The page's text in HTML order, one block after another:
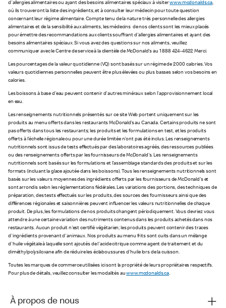
d'allergies alimentaires ou ayant des besoins alimentaires spéciaux à visiterwww.mcdonalds.ca,
où ils trouveront la liste des ingrédients, et à consulter leur médecin pour toute question
concernant leur régime alimentaire. Compte tenu de la nature très personnelle des allergies
alimentaires et de la sensibilité aux aliments, les médecins de nos clients sont les mieux placés
pour émettre des recommandations aux clients souffrant d'allergies alimentaires et ayant des
besoins alimentaires spéciaux. Si vous avez des questions sur nos aliments, veuillez
communiquer avec le Centre de service à la clientèle de McDonald's au 1 888 424-4622. Merci.
Les pourcentages de la valeur quotidienne (VQ) sont basés sur un régime de 2 000 calories. Vos
valeurs quotidiennes personnelles peuvent être plus élevées ou plus basses selon vos besoins en
calories.
Les boissons à base d'eau peuvent contenir d'autres minéraux selon l’approvisionnement local
en eau.
Les renseignements nutritionnels présentés sur ce site Web portent uniquement sur les
produits au menu offerts dans les restaurants McDonald’s au Canada. Certains produits ne sont
pas offerts dans tous les restaurants; les produits et les formulations en test, et les produits
offerts à l'échelle régionale ou pour une durée limitée n'ont pas été inclus. Les renseignements
nutritionnels sont issus de tests effectués par des laboratoires agréés, des ressources publiées
ou des renseignements offerts par les fournisseurs de McDonald's. Les renseignements
nutritionnels sont basés sur les formulations et l’assemblage standards des produits et sur les
formats (incluant la glace ajoutée dans les boissons). Tous les renseignements nutritionnels sont
basés sur les valeurs moyennes des ingrédients offerts par les fournisseurs de McDonald's et
sont arrondis selon les réglementations fédérales. Les variations des portions, des techniques de
préparation, des tests effectués sur les produits, des sources des fournisseurs ainsi que des
différences régionales et saisonnières peuvent influencer les valeurs nutritionnelles de chaque
produit. De plus, les formulations de nos produits changent périodiquement. Vous devriez vous
attendre à une certaine variation des nutriments contenus dans les produits achetés dans nos
restaurants. Aucun produit n'est certifié végétarien; les produits peuvent contenir des traces
d'ingrédients provenant d'animaux. Nos produits au menu frits sont cuits dans un mélange
d'huile végétale à laquelle sont ajoutés de l'acide citrique comme agent de traitement et du
diméthylpolysiloxane afin de réduire les éclaboussures d'huile lors de la cuisson.
Toutes les marques de commerce utilisées ici sont la propriété de leurs propriétaires respectifs.
Pour plus de détails, veuillez consulter les modalités auwww.mcdonalds.ca.
À propos de nous